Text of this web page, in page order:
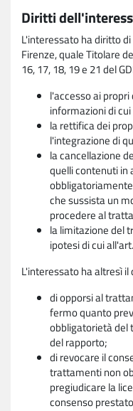
Diritti
L'interessato ha diritto
Firenze, quale Titolare
16, 17, 18, 19 e 21 del
l'accesso ai
informazioni di
la rettifica dei
l'integrazione di
la cancellazione
quelli contenuti in
che sussista un
procedere al
la limitazione del
ipotesi di cui
L'interessato ha altresì il
di opporsi al
fermo quanto
obbligatorietà del
del rapporto;
di revocare il
trattamenti non
pregiudicare la
consenso